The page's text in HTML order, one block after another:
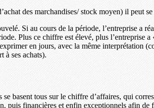
des marchandises/ stock moyen) il peut
Si au cours de la période, l’entreprise a
Plus ce chiffre est élevé, plus l’entreprise
en jours, avec la même interprétation
à ses achats).
basent tous sur le chiffre d’affaires, qui
puis financières et enfin exceptionnels afin de